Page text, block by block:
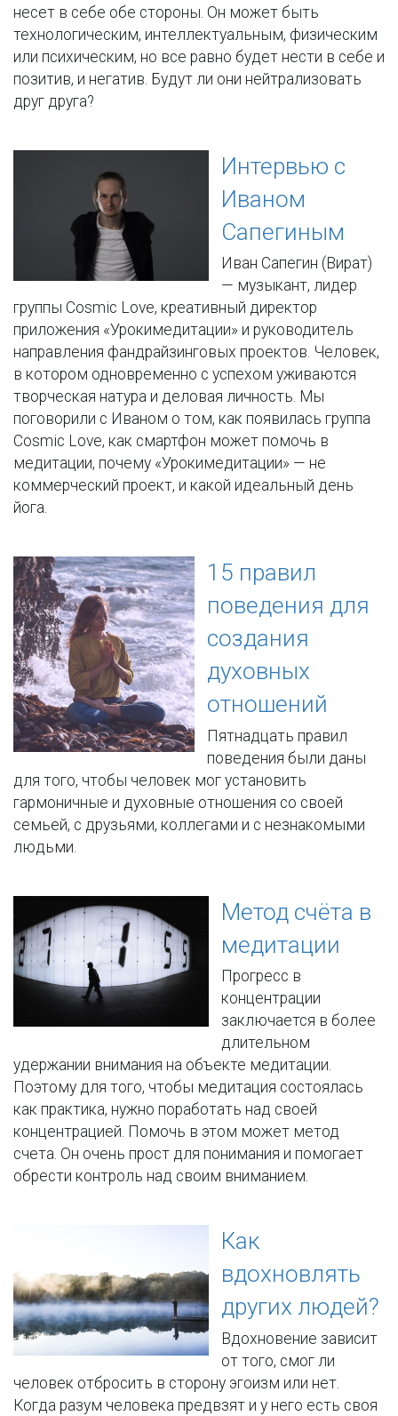
несет в себе обе стороны. Он может быть
технологическим, интеллектуальным, физическим
или психическим, но все равно будет нести в себе и
позитив, и негатив. Будут ли они нейтрализовать
друг друга?
Интервью с
Иваном
Сапегиным
Иван Сапегин (Вират)
— музыкант, лидер
группы Cosmic Love, креативный директор
приложения «Урокимедитации» и руководитель
направления фандрайзинговых проектов. Человек,
в котором одновременно с успехом уживаются
творческая натура и деловая личность. Мы
поговорили с Иваном о том, как появилась группа
Cosmic Love, как смартфон может помочь в
медитации, почему «Урокимедитации» — не
коммерческий проект, и какой идеальный день
йога.
15 правил
поведения для
создания
духовных
отношений
Пятнадцать правил
поведения были даны
для того, чтобы человек мог установить
гармоничные и духовные отношения со своей
семьей, с друзьями, коллегами и с незнакомыми
людьми.
Метод счёта в
медитации
Прогресс в
концентрации
заключается в более
длительном
удержании внимания на объекте медитации.
Поэтому для того, чтобы медитация состоялась
как практика, нужно поработать над своей
концентрацией. Помочь в этом может метод
счета. Он очень прост для понимания и помогает
обрести контроль над своим вниманием.
Как
вдохновлять
других людей?
Вдохновение зависит
от того, смог ли
человек отбросить в сторону эгоизм или нет.
Когда разум человека предвзят и у него есть своя